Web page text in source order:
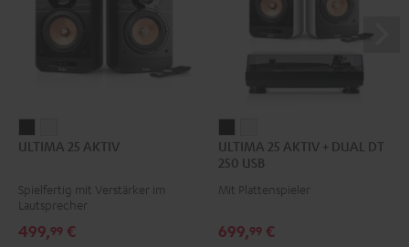
25
Night
Black
25
Pure
ULTIMA 25 AKTIV
Spielfertig mit Verstärker im
Lautsprecher
499,99 €
25
AKTIV
+
DT
25
AKTIV
+
DT
ULTIMA 25 AKTIV + DUAL DT
250 USB
Mit Plattenspieler
699,99 €